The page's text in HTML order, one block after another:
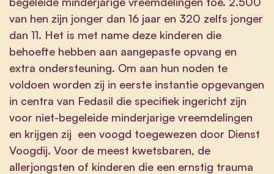
van hen zijn jonger dan 16 jaar en 320 zelfs jonger
dan 11. Het is met name deze kinderen die
behoefte hebben aan aangepaste opvang en
extra ondersteuning. Om aan hun noden te
voldoen worden zij in eerste instantie opgevangen
in centra van Fedasil die specifiek ingericht zijn
voor niet-begeleide minderjarige vreemdelingen
en krijgen zij een voogd toegewezen door Dienst
Voogdij. Voor de meest kwetsbaren, de
allerjongsten of kinderen die een ernstig trauma